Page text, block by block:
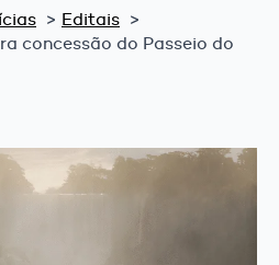
Editais
concessão do Passeio do